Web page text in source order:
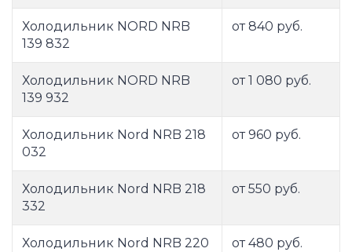
Холодильник NORD NRB
139 832
от 840 руб.
Холодильник NORD NRB
139 932
от 1 080 руб.
Холодильник Nord NRB 218
032
от 960 руб.
Холодильник Nord NRB 218
332
от 550 руб.
Холодильник Nord NRB 220
от 480 руб.